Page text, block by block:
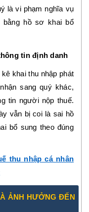
là vi phạm nghĩa vụ
hồ sơ khai bổ
tin định danh
khai thu nhập phát
sang quý khác,
tin người nộp thuế.
vẫn bị coi là sai hồ
bổ sung theo đúng
thu nhập cá nhân
ẢNH HƯỞNG ĐẾN